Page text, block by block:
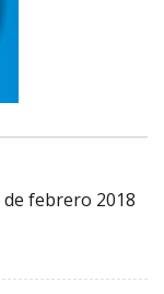
febrero 2018